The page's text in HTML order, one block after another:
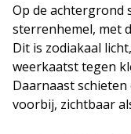
Op de achtergrond
sterrenhemel, met
Dit is zodiakaal
weerkaatst tegen
Daarnaast
voorbij, zichtbaar